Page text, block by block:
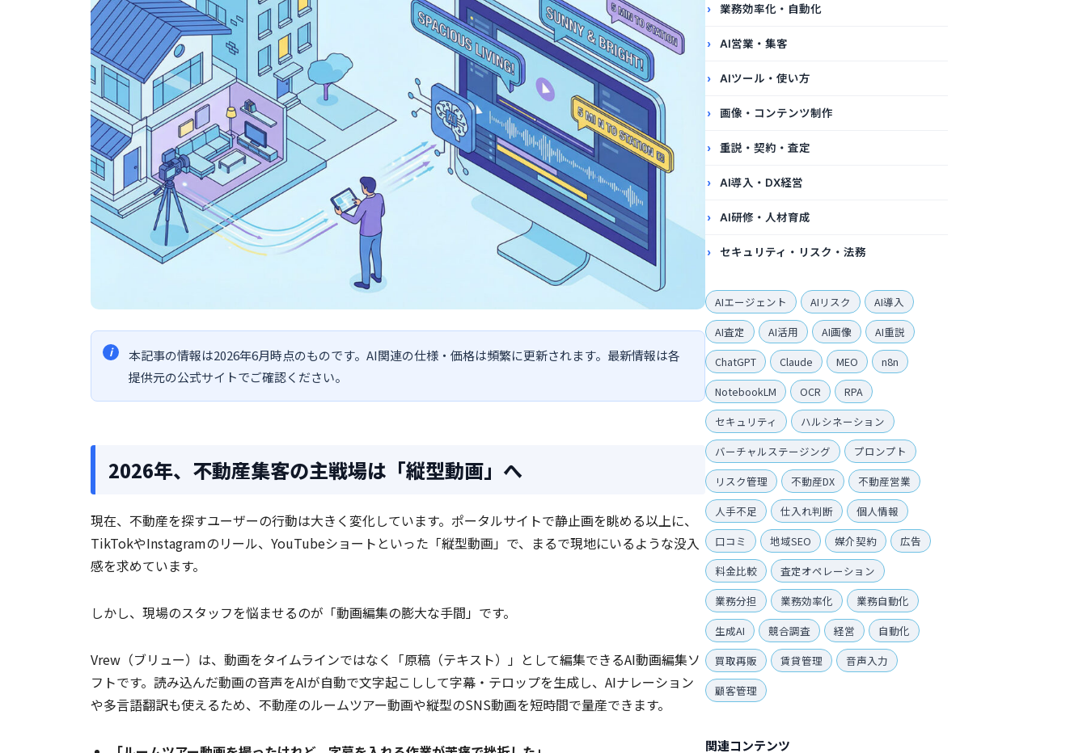
本記事の情報は2026年6月時点のものです。AI関連の仕様・価格は頻繁に更新されます。最新情報は各
提供元の公式サイトでご確認ください。
2026年、不動産集客の主戦場は「縦型動画」へ
現在、不動産を探すユーザーの行動は大きく変化しています。ポータルサイトで静止画を眺める以上に、
TikTokやInstagramのリール、YouTubeショートといった「縦型動画」で、まるで現地にいるような没入
感を求めています。
しかし、現場のスタッフを悩ませるのが「動画編集の膨大な手間」です。
Vrew（ブリュー）は、動画をタイムラインではなく「原稿（テキスト）」として編集できるAI動画編集ソ
フトです。読み込んだ動画の音声をAIが自動で文字起こしして字幕・テロップを生成し、AIナレーション
や多言語翻訳も使えるため、不動産のルームツアー動画や縦型のSNS動画を短時間で量産できます。
業務効率化・自動化
AI営業・集客
AIツール・使い方
画像・コンテンツ制作
重説・契約・査定
AI導入・DX経営
AI研修・人材育成
セキュリティ・リスク・法務
AIエージェント AIリスク
AI導入
AI査定
AI活用 AI画像
AI重説
ChatGPT
Claude MEO
n8n
NotebookLM
OCR
RPA
セキュリティ
ハルシネーション
バーチャルステージング
プロンプト
リスク管理
不動産DX
不動産営業
人手不足
仕入れ判断
個人情報
口コミ
地域SEO 媒介契約
広告
料金比較
査定オペレーション
業務分担
業務効率化
業務自動化
生成AI
競合調査 経営
自動化
買取再販
賃貸管理
音声入力
顧客管理
関連コンテンツ